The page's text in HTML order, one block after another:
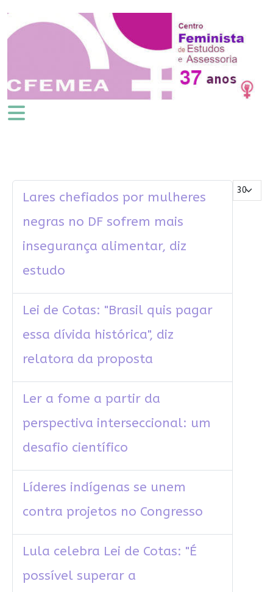
Mostrar #
Lares chefiados por mulheres
negras no DF sofrem mais
insegurança alimentar, diz
estudo
Lei de Cotas: "Brasil quis pagar
essa dívida histórica", diz
relatora da proposta
Ler a fome a partir da
perspectiva interseccional: um
desafio científico
Líderes indígenas se unem
contra projetos no Congresso
Lula celebra Lei de Cotas: "É
possível superar a